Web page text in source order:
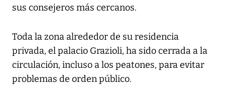
sus consejeros más cercanos.
Toda la zona alrededor de su residencia
privada, el palacio Grazioli, ha sido cerrada a la
circulación, incluso a los peatones, para evitar
problemas de orden público.